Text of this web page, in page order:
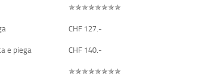
✯✯✯✯✯✯✯✯
CHF 127.-
e piega
CHF 140.-
✯✯✯✯✯✯✯✯